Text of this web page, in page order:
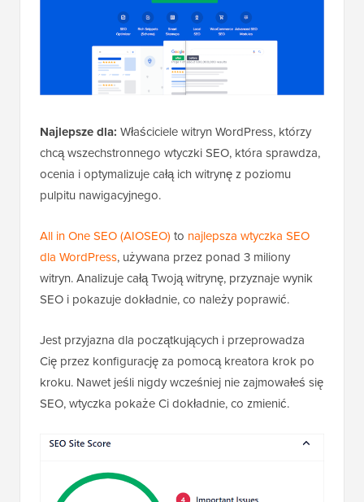
Najlepsze dla: Właściciele witryn WordPress, którzy
chcą wszechstronnego wtyczki SEO, która sprawdza,
ocenia i optymalizuje całą ich witrynę z poziomu
pulpitu nawigacyjnego.
All in One SEO (AIOSEO) to najlepsza wtyczka SEO
dla WordPress, używana przez ponad 3 miliony
witryn. Analizuje całą Twoją witrynę, przyznaje wynik
SEO i pokazuje dokładnie, co należy poprawić.
Jest przyjazna dla początkujących i przeprowadza
Cię przez konfigurację za pomocą kreatora krok po
kroku. Nawet jeśli nigdy wcześniej nie zajmowałeś się
SEO, wtyczka pokaże Ci dokładnie, co zmienić.